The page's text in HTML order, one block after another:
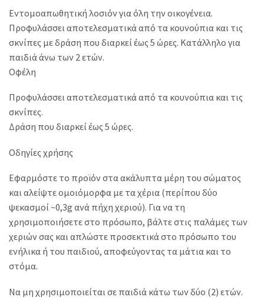
Εντομοαπωθητική λοσιόν για όλη την οικογένεια.
Προφυλάσσει αποτελεσματικά από τα κουνούπια και τις
σκνίπες με δράση που διαρκεί έως 5 ώρες. Κατάλληλο για
παιδιά άνω των 2 ετών.
Οφέλη
Προφυλάσσει αποτελεσματικά από τα κουνούπια και τις
σκνίπες.
Δράση που διαρκεί έως 5 ώρες.
Οδηγίες χρήσης
Εφαρμόστε το προϊόν στα ακάλυπτα μέρη του σώματος
και αλείψτε ομοιόμορφα με τα χέρια (περίπου δύο
ψεκασμοί ~0,3g ανά πήχη χεριού). Για να τη
χρησιμοποιήσετε στο πρόσωπο, βάλτε στις παλάμες των
χεριών σας και απλώστε προσεκτικά στο πρόσωπο του
ενήλικα ή του παιδιού, αποφεύγοντας τα μάτια και το
στόμα.
Να μη χρησιμοποιείται σε παιδιά κάτω των δύο (2) ετών.